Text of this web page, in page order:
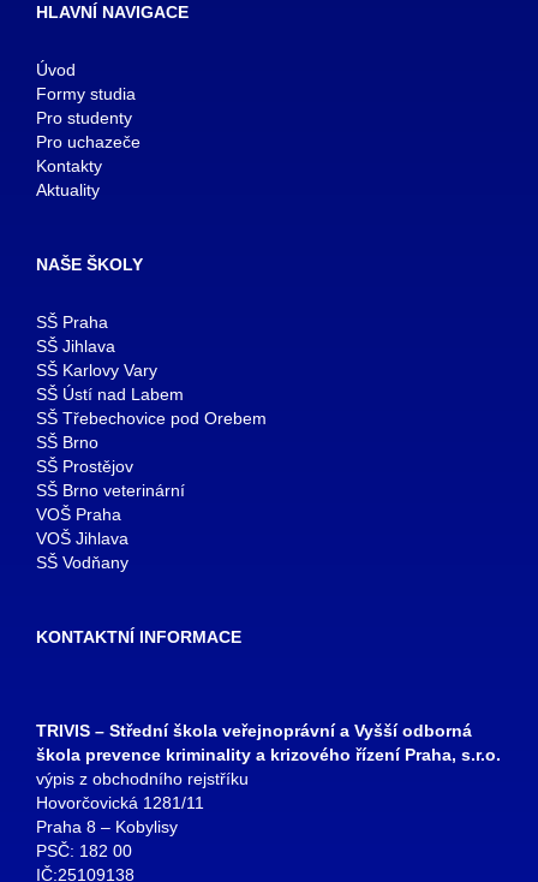
HLAVNÍ NAVIGACE
Úvod
Formy studia
Pro studenty
Pro uchazeče
Kontakty
Aktuality
NAŠE ŠKOLY
SŠ Praha
SŠ Jihlava
SŠ Karlovy Vary
SŠ Ústí nad Labem
SŠ Třebechovice pod Orebem
SŠ Brno
SŠ Prostějov
SŠ Brno veterinární
VOŠ Praha
VOŠ Jihlava
SŠ Vodňany
KONTAKTNÍ INFORMACE
TRIVIS – Střední škola veřejnoprávní a Vyšší odborná
škola prevence kriminality a krizového řízení Praha, s.r.o.
výpis z obchodního rejstříku
Hovorčovická 1281/11
Praha 8 – Kobylisy
PSČ: 182 00
IČ:25109138